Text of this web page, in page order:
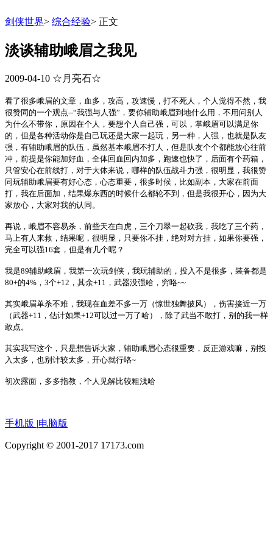
剑侠世界> 综合经验> 正文
淡谈辅助峨眉之我见
2009-04-10 ☆月亮石☆
看了很多峨眉的文章，血多，攻高，攻速慢，打不死人，个人觉得不然，我
很赞同的一个观点--“我强与人强”，要你辅助峨眉到地什么用，不用问别人
为什么不带你，原因在个人，要想个人自己强，可以，掌峨眉可以满足你
的，但是各种活动你是自己玩还是大家一起玩，另一种，人强，也就是队友
强，有辅助峨眉的队伍，虽然基本峨眉不打人，但是队友个个都能放心往前
冲，前提是你能加好血，全体回血回内加多，跑速也快了，后面有个药箱，
只管安心在前线打，对于大体来说，哪样的队伍战斗力强，很明显，我很赞
同玩辅助峨眉要有好心态，心态重要，很多时候，比如副本，大家在前面
打，我在后面加，结果爆东西的时候什么都轮不到，但是我很开心，因为大
家放心，大家对我的认同。
再说，峨眉不容易杀，前些天在白虎，三个刀翠一起砍我，我吃了三个药，
马上有人来救，结果呢，很明显，只要你不挂，绝对对方挂，如果你要强，
完全可以强16套，但是有几个呢？
我是89辅助峨眉，我第一次玩剑侠，我玩辅助的，投入不是很多，装备都是
80+的4%，3个+12，其余+11，武器没强哈，穷咯~~
其实峨眉单杀不难，我现在血差不多一万（惊世独舞披风），伤害接近一万
（武器+11，估计如果+12可以过一万了哈），除了武当不敢打，别的我一样
敢点。
其实我写这个，只是想告诉大家，辅助峨眉心态很重要，反正游戏嘛，别投
入太多，也别计较太多，开心就行咯~
初次露面，多多指教，个人见解比较粗浅哈
手机版 |电脑版
Copyright © 2001-2017 17173.com